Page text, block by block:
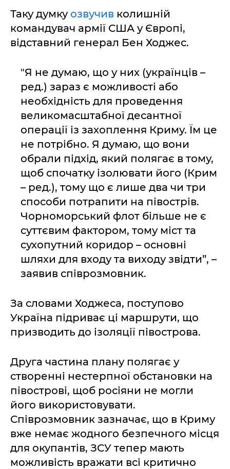
Таку думку озвучив колишній
командувач армії США у Європі,
відставний генерал Бен Ходжес.
"Я не думаю, що у них (українців –
ред.) зараз є можливості або
необхідність для проведення
великомасштабної десантної
операції із захоплення Криму. Їм це
не потрібно. Я думаю, що вони
обрали підхід, який полягає в тому,
щоб спочатку ізолювати його (Крим
– ред.), тому що є лише два чи три
способи потрапити на півострів.
Чорноморський флот більше не є
суттєвим фактором, тому міст та
сухопутний коридор – основні
шляхи для входу та виходу звідти”, –
заявив співрозмовник.
За словами Ходжеса, поступово
Україна підриває ці маршрути, що
призводить до ізоляції півострова.
Друга частина плану полягає у
створенні нестерпної обстановки на
півострові, щоб росіяни не могли
його використовувати.
Співрозмовник зазначає, що в Криму
вже немає жодного безпечного місця
для окупантів, ЗСУ тепер мають
можливість вражати всі критично